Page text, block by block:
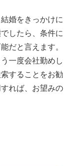
婚をきっかけに
したら、条件に
だと言えます。
一度会社勤めし
することをお勧
れば、お望みの